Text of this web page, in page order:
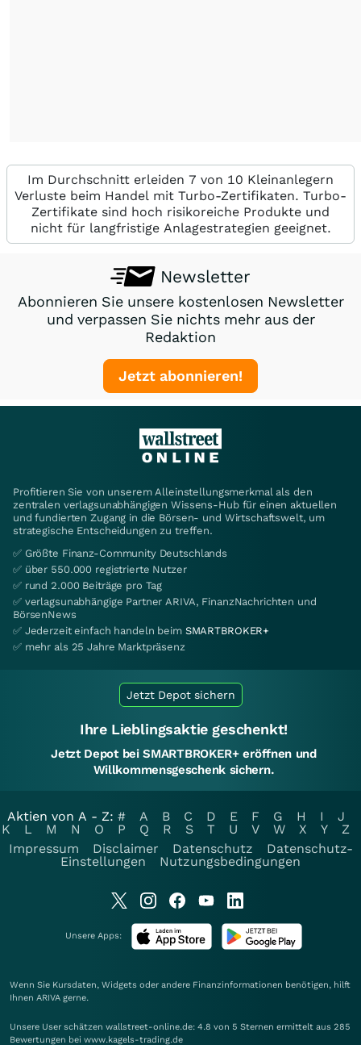
Im Durchschnitt erleiden 7 von 10 Kleinanlegern
Verluste beim Handel mit Turbo-Zertifikaten. Turbo-
Zertifikate sind hoch risikoreiche Produkte und
nicht für langfristige Anlagestrategien geeignet.
Newsletter
Abonnieren Sie unsere kostenlosen Newsletter
und verpassen Sie nichts mehr aus der
Redaktion
Jetzt abonnieren!
Profitieren Sie von unserem Alleinstellungsmerkmal als den
zentralen verlagsunabhängigen Wissens-Hub für einen aktuellen
und fundierten Zugang in die Börsen- und Wirtschaftswelt, um
strategische Entscheidungen zu treffen.
✅ Größte Finanz-Community Deutschlands
✅ über 550.000 registrierte Nutzer
✅ rund 2.000 Beiträge pro Tag
✅ verlagsunabhängige Partner ARIVA, FinanzNachrichten und
BörsenNews
✅ Jederzeit einfach handeln beim SMARTBROKER+
✅ mehr als 25 Jahre Marktpräsenz
Jetzt Depot sichern
Ihre Lieblingsaktie geschenkt!
Jetzt Depot bei SMARTBROKER+ eröffnen und
Willkommensgeschenk sichern.
Aktien von A - Z: # A B C D E F G H I
J
K
L M N O P Q R S T U V W X Y
Z
Impressum
Disclaimer Datenschutz
Datenschutz-
Einstellungen
Nutzungsbedingungen
Unsere Apps:
Wenn Sie Kursdaten, Widgets oder andere Finanzinformationen benötigen, hilft
Ihnen ARIVA gerne.
Unsere User schätzen wallstreet-online.de: 4.8 von 5 Sternen ermittelt aus 285
Bewertungen bei www.kagels-trading.de